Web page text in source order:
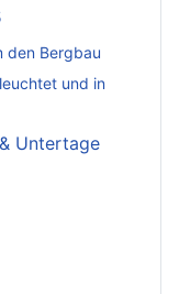
den Bergbau
und in
Untertage